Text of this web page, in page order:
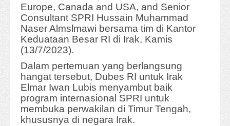
Europe, Canada and USA, and Senior
Consultant SPRI Hussain Muhammad
Naser Almslmawi bersama tim di Kantor
Keduataan Besar RI di Irak, Kamis
(13/7/2023).
Dalam pertemuan yang berlangsung
hangat tersebut, Dubes RI untuk Irak
Elmar Iwan Lubis menyambut baik
program internasional SPRI untuk
membuka perwakilan di Timur Tengah,
khususnya di negara Irak.